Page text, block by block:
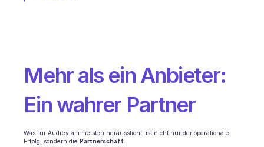
Mehr als ein Anbieter:
Ein wahrer Partner
Was für Audrey am meisten heraussticht, ist nicht nur der operationale
Erfolg, sondern die Partnerschaft